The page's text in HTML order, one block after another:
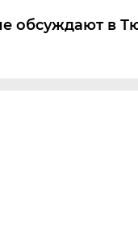
обсуждают в